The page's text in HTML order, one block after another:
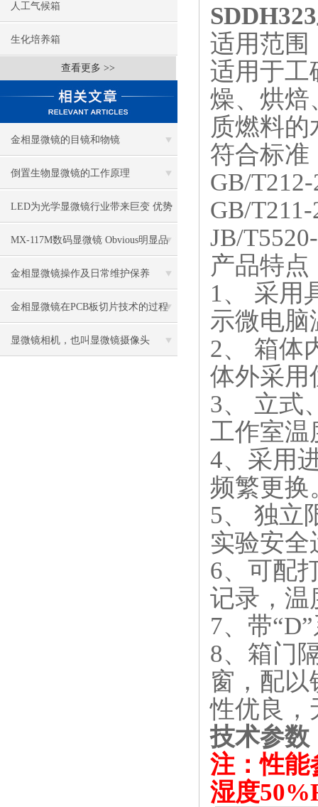
人工气候箱
生化培养箱
查看更多 >>
金相显微镜的目镜和物镜
倒置生物显微镜的工作原理
LED为光学显微镜行业带来巨变 优势
比传统卤素更明显
MX-117M数码显微镜 Obvious明显品
牌值得推荐
金相显微镜操作及日常维护保养
金相显微镜在PCB板切片技术的过程
控制中的作用
显微镜相机，也叫显微镜摄像头
适用范围
适用于工
燥、烘焙
质燃料的
符合标准
GB/
GB/
JB/
产品特点
1、 采用
示微电脑
2、 箱体
体外采用
3、 立式
工作室温
4、采用
频繁更换
5、 独立
实验安全
6、可配
记录，温
7、带
8、箱门
窗，配
性优良，
技术参数
注：性
湿度